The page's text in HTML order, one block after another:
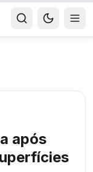
após